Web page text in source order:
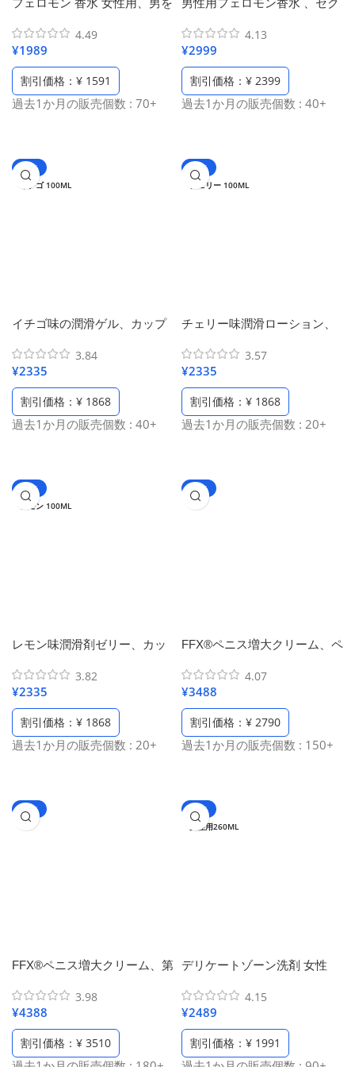
フェロモン 香水 女性用、男を
水、最も人気のある女性用香
水、異性の好感度アップ、オ
リジナルレディ誘惑香水
（29.5ml/1 oz）
4.49
¥1989
割引価格：¥ 1591
過去1か月の販売個数 : 70+
男性用フェロモン香水 、セク
気メンズ、異性の好感度を高
める、女性を惹きつけるフェ
ロモンの香水、濃縮版メンズ
魅惑の香水（50ml/1.69oz）
4.13
¥2999
割引価格：¥ 2399
過去1か月の販売個数 : 40+
-42%
イチゴ 100ML
イチゴ味の潤滑ゲル、カップ
液、水溶性潤滑油、舐められ
る潤滑剤ゼリー、イチゴ植物
配合、PHバランス潤滑ジェル
（1本100 ml / 2本入り）
3.84
¥2335
割引価格：¥ 1868
過去1か月の販売個数 : 40+
-42%
チェリー 100ML
チェリー味潤滑ローション、
滑剤ゼリー、カップル気分を
高める大人の潤滑ゼリー、さ
くらんぼ植物配合、フルーツ
味潤滑ゲル （1本100 ml / 2本
入り）
3.57
¥2335
割引価格：¥ 1868
過去1か月の販売個数 : 20+
-42%
レモン 100ML
レモン味潤滑剤ゼリー、カッ
液、可舔舐潤滑ローション、
私密水性潤滑ゲル、レモン植
物配合、香り潤滑ゼリー （1
本100 ml /2本入り）
3.82
¥2335
割引価格：¥ 1868
過去1か月の販売個数 : 20+
-65%
FFX®ペニス増大クリーム、ペ
トルリン アルギニン 増大 効
果（50ml/1.69 fl oz）
4.07
¥3488
割引価格：¥ 2790
過去1か月の販売個数 : 150+
-53%
FFX®ペニス増大クリーム、第
人気、シトルリン アルギニン
増大 効果（50ml/1.69 fl oz）
3.98
¥4388
割引価格：¥ 3510
-50%
女性用260ML
デリケートゾーン洗剤 女性
取り除き、美肌・保湿・消
臭、抗菌・かゆみ止め、黒ず
み対策、純天然の新鮮なバラ
粒子、ヒアルロン酸配合、ロ
4.15
¥2489
割引価格：¥ 1991